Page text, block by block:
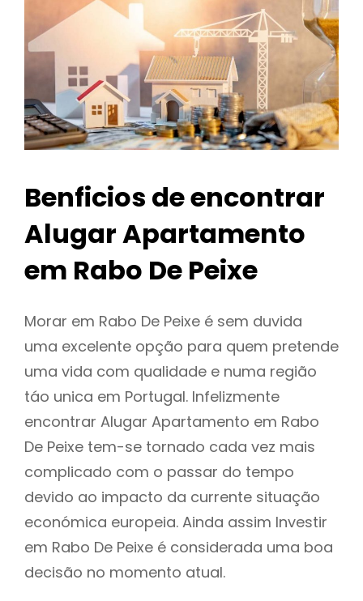
Benficios de encontrar
Alugar Apartamento
em Rabo De Peixe
Morar em Rabo De Peixe é sem duvida
uma excelente opção para quem pretende
uma vida com qualidade e numa região
táo unica em Portugal. Infelizmente
encontrar Alugar Apartamento em Rabo
De Peixe tem-se tornado cada vez mais
complicado com o passar do tempo
devido ao impacto da currente situação
económica europeia. Ainda assim Investir
em Rabo De Peixe é considerada uma boa
decisão no momento atual.